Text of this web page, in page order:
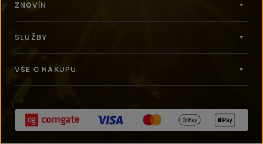
ZNOVÍN
SLUŽBY
VŠE O NÁKUPU